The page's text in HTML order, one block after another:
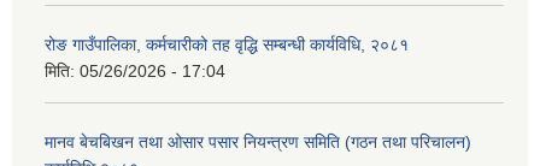
रोङ गाउँपालिका, कर्मचारीको तह वृद्धि सम्बन्धी कार्यविधि, २०८१
मिति: 05/26/2026 - 17:04
मानव बेचबिखन तथा ओसार पसार नियन्त्रण समिति (गठन तथा परिचालन)